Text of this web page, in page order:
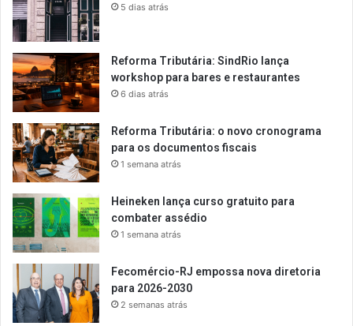
5 dias atrás
Reforma Tributária: SindRio lança
workshop para bares e restaurantes
6 dias atrás
Reforma Tributária: o novo cronograma
para os documentos fiscais
1 semana atrás
Heineken lança curso gratuito para
combater assédio
1 semana atrás
Fecomércio-RJ empossa nova diretoria
para 2026-2030
2 semanas atrás